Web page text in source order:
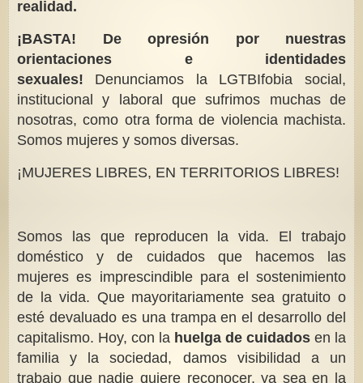
realidad.
¡BASTA! De opresión por nuestras
orientaciones e identidades
sexuales! Denunciamos la LGTBIfobia social,
institucional y laboral que sufrimos muchas de
nosotras, como otra forma de violencia machista.
Somos mujeres y somos diversas.
¡MUJERES LIBRES, EN TERRITORIOS LIBRES!
Somos las que reproducen la vida. El trabajo
doméstico y de cuidados que hacemos las
mujeres es imprescindible para el sostenimiento
de la vida. Que mayoritariamente sea gratuito o
esté devaluado es una trampa en el desarrollo del
capitalismo. Hoy, con la huelga de cuidados en la
familia y la sociedad, damos visibilidad a un
trabajo que nadie quiere reconocer, ya sea en la